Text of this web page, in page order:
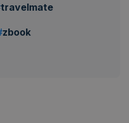
travelmate
zbook